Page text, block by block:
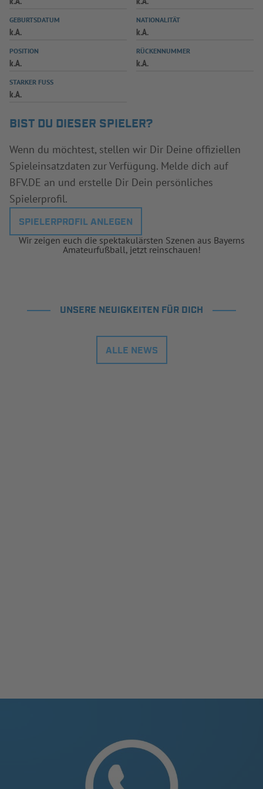
SPIELPLUS
GEBURTSDATUM
k.A.
NATIONALITÄT
k.A.
POSITION
k.A.
RÜCKENNUMMER
k.A.
STARKER FUSS
k.A.
BIST DU DIESER SPIELER?
Wenn du möchtest, stellen wir Dir Deine offiziellen
Spieleinsatzdaten zur Verfügung. Melde dich auf
BFV.DE an und erstelle Dir Dein persönliches
Spielerprofil.
SPIELERPROFIL ANLEGEN
Wir zeigen euch die spektakulärsten Szenen aus Bayerns
Amateurfußball, jetzt reinschauen!
UNSERE NEUIGKEITEN FÜR DICH
ALLE NEWS